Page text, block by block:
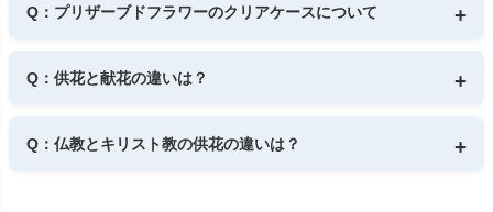
13時までのご注文で、当日中にお届けできる商品もご用意して
います。
Q：プリザーブドフラワーのクリアケースについて
クリアケースが付属します。
ケース付きでない商品には、後からケースを追加することはで
Q：供花と献花の違いは？
れているお花。
献花は、参列者が順に手向けるお花を指します。
Q：仏教とキリスト教の供花の違いは？